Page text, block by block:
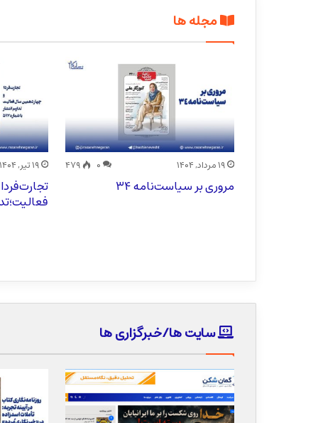
مجله ها
۱۹ مرداد, ۱۴۰۴ ۰ ۴۷۹
مروری بر سیاست‌نامه ۳۴
۱۹ تیر, ۱۴۰۴
سایت ها/خبرگزاری ها